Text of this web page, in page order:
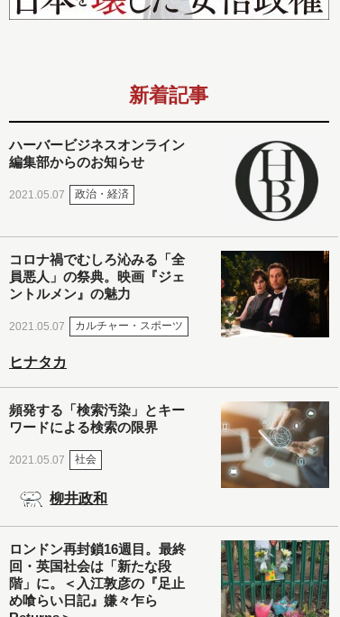
新着記事
ハーバービジネスオンライン
編集部からのお知らせ
2021.05.07 政治・経済
コロナ禍でむしろ沁みる「全
員悪人」の祭典。映画『ジェ
ントルメン』の魅力
2021.05.07 カルチャー・スポーツ
ヒナタカ
頻発する「検索汚染」とキー
ワードによる検索の限界
2021.05.07 社会
柳井政和
ロンドン再封鎖16週目。最終
回・英国社会は「新たな段
階」に。＜入江敦彦の『足止
め喰らい日記』嫌々乍ら